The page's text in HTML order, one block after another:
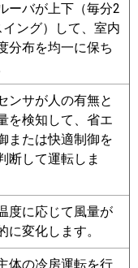
PLZ-ZRMP80LR
RCID-GP80RGH4
RCID-AP80GH7
RCID-AP80GH6
rak
FDTWZ805H5S-
PA-P80L7GB PA-
ーバが上下（毎分2
イング）して、室内
分布を均一に保ち
ンサが人の有無と
を検知して、省エ
または快適制御を
断して運転しま
度に応じて風量が
に変化します。
体の冷房運転を行